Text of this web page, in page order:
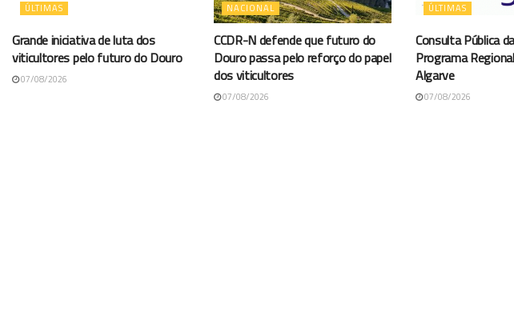
ÚLTIMAS
Grande iniciativa de luta dos
viticultores pelo futuro do Douro
07/08/2026
NACIONAL
CCDR-N defende que futuro do
Douro passa pelo reforço do papel
dos viticultores
07/08/2026
ÚLTIMAS
Consulta Pública
Programa
Algarve
07/08/2026